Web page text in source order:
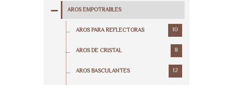
AROS EMPOTRABLES
AROS PARA REFLECTORAS 10
AROS DE CRISTAL 8
AROS BASCULANTES 12